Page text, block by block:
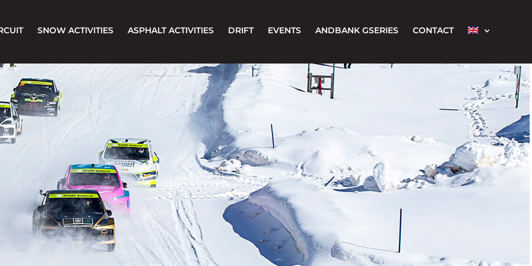
SNOW ACTIVITIES ASPHALT ACTIVITIES DRIFT EVENTS ANDBANK GSERIES CONTACT